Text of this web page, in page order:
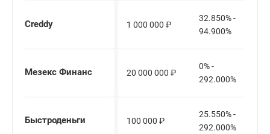
Creddy 1 000 000 ₽
32.850% -
94.900%
Мезекс Финанс 20 000 000 ₽
0% -
292.000%
Быстроденьги 100 000 ₽
25.550% -
292.000%